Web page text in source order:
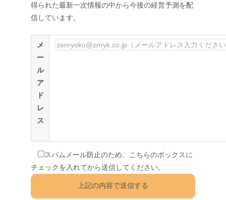
得られた最新一次情報の中から今後の経営予測を配
信しています。
メ
ー
ル
ア
ド
レ
ス
スパムメール防止のため、こちらのボックスに
チェックを入れてから送信してください。